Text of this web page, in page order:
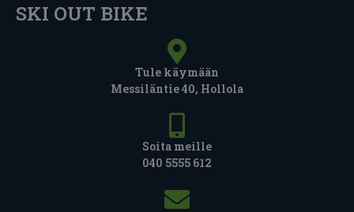
SKI OUT BIKE
Tule käymään
Messiläntie 40, Hollola
Soita meille
040 5555 612